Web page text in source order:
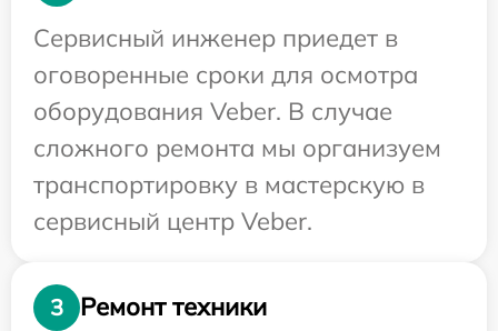
Сервисный инженер приедет в
оговоренные сроки для осмотра
оборудования Veber. В случае
сложного ремонта мы организуем
транспортировку в мастерскую в
сервисный центр Veber.
3
Ремонт техники